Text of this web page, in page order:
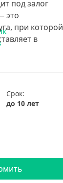
под залог
это
при которой
в
Срок:
до 10 лет